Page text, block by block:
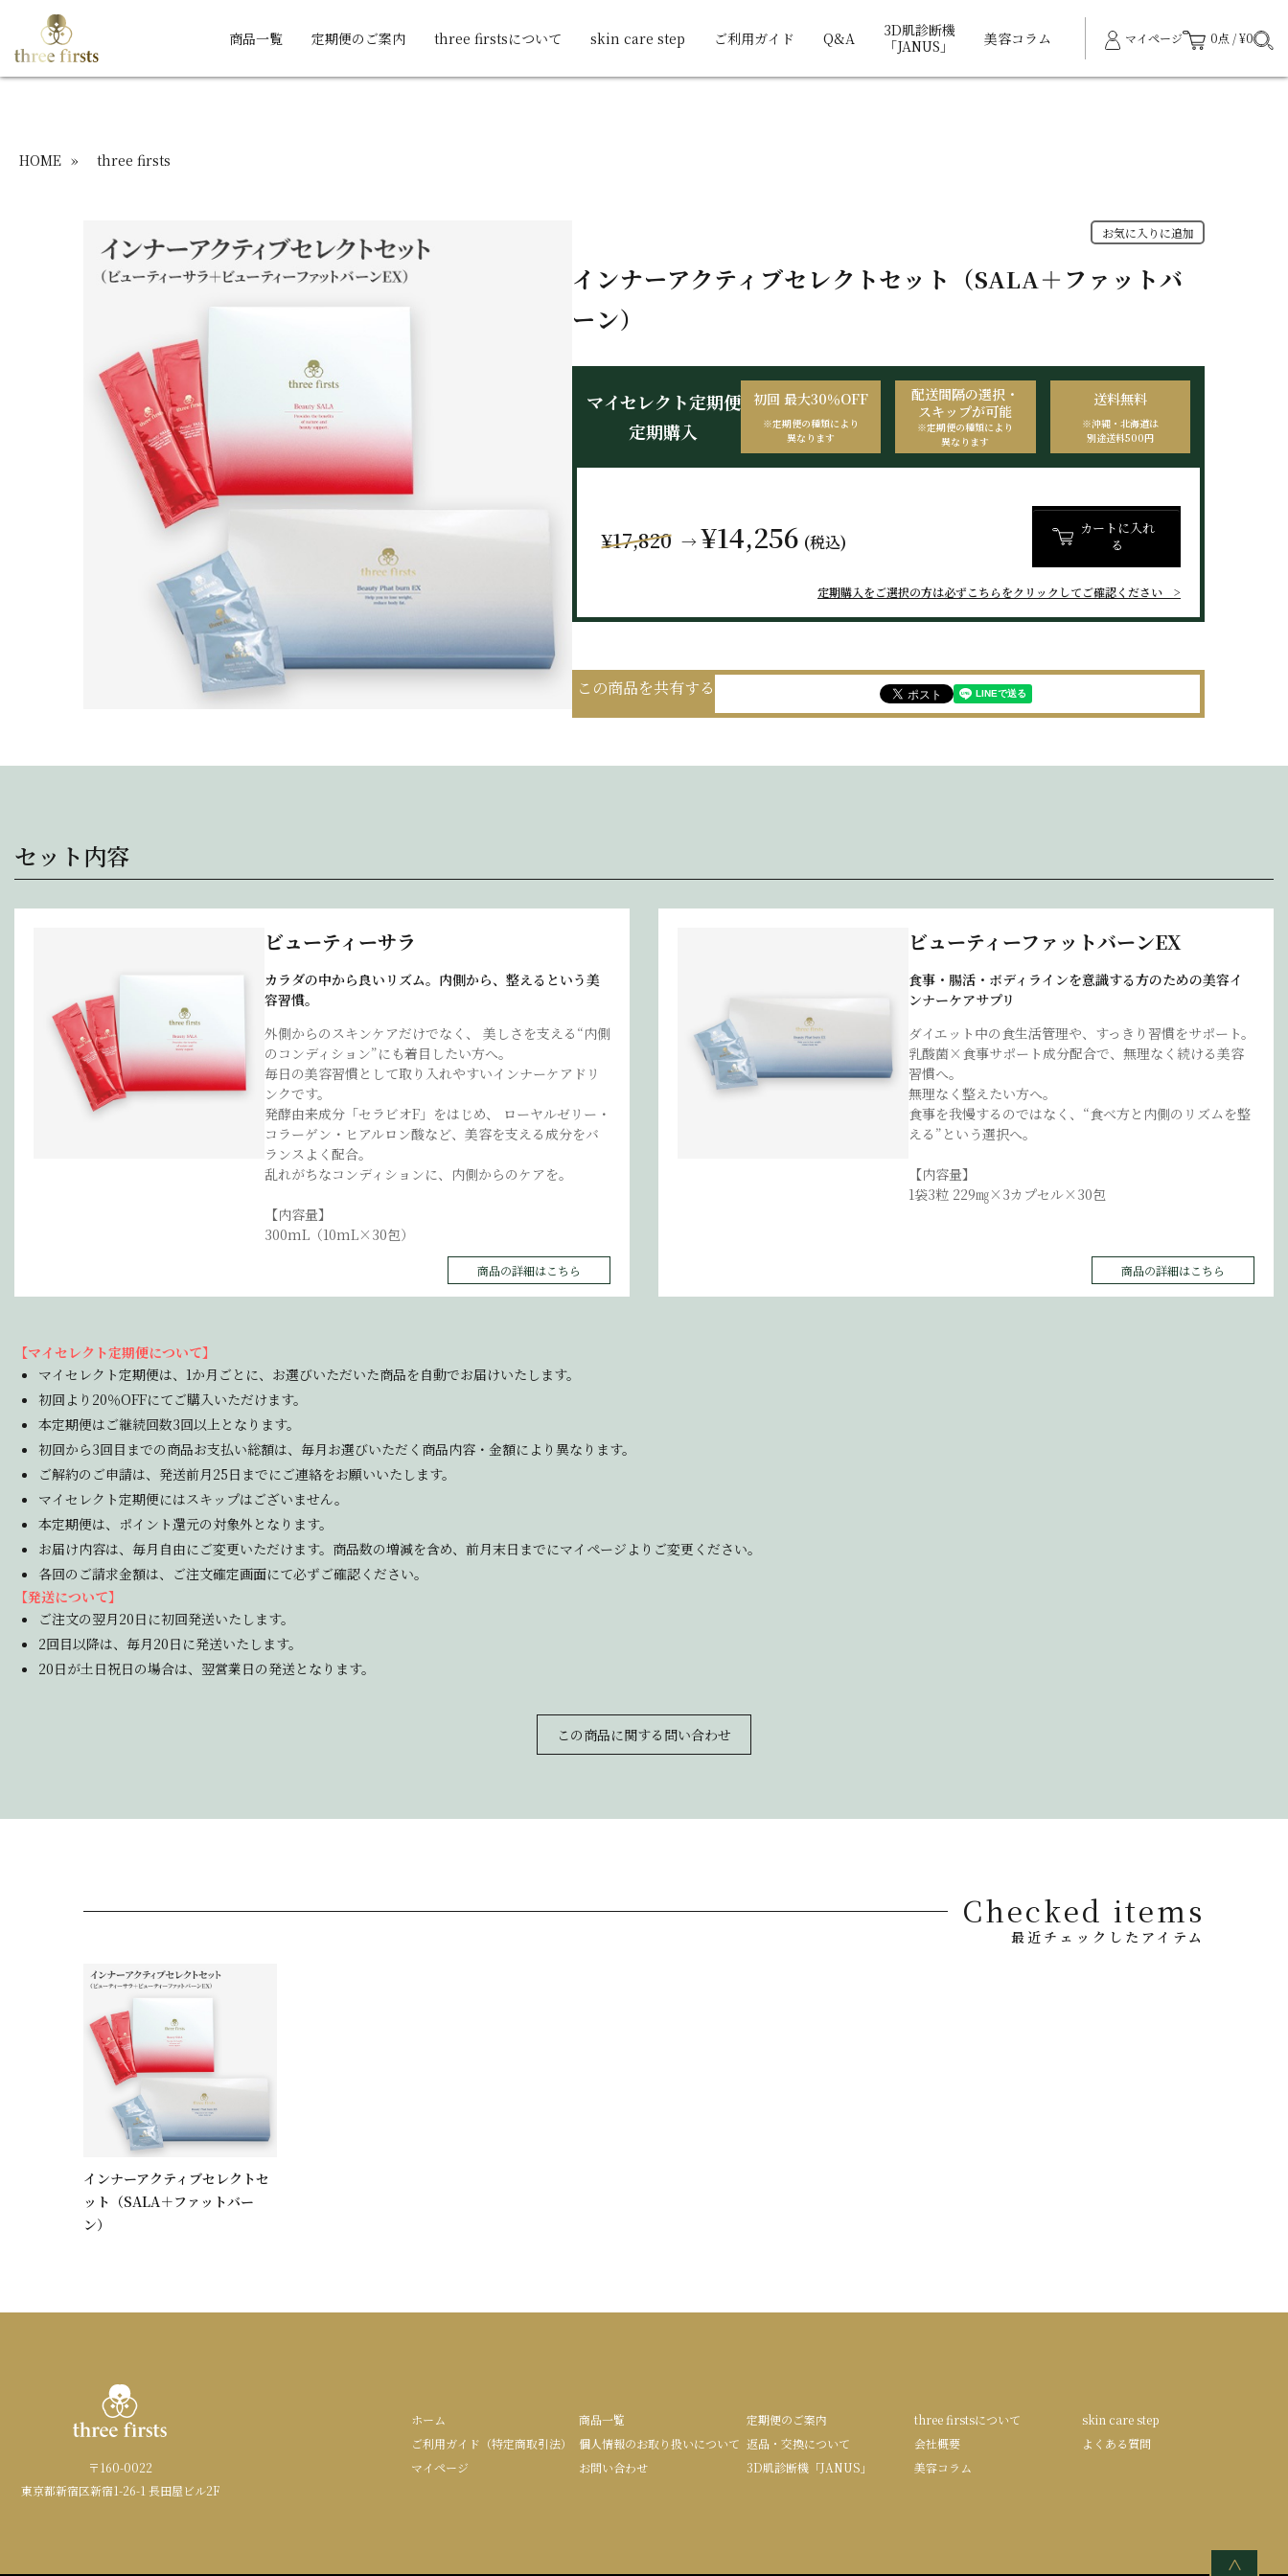
商品一覧 定期便のご案内 three firstsについて skin care step ご利用ガイド Q&A
3D肌診断機
「JANUS」
美容コラム マイページ 0点 / ¥0
HOME » three firsts
お気に入りに追加
インナーアクティブセレクトセット（SALA＋ファットバ
ーン）
マイセレクト定期便
定期購入
初回 最大30％OFF
※定期便の種類により
異なります
配送間隔の選択・
スキップが可能
※定期便の種類により
異なります
送料無料
※沖縄・北海道は
別途送料500円
¥17,820 → ¥14,256 (税込)
カートに入れ
る
定期購入をご選択の方は必ずこちらをクリックしてご確認ください
この商品を共有する
セット内容
ビューティーサラ
カラダの中から良いリズム。内側から、整えるという美
容習慣。
外側からのスキンケアだけでなく、 美しさを支える“内側
のコンディション”にも着目したい方へ。
毎日の美容習慣として取り入れやすいインナーケアドリ
ンクです。
発酵由来成分「セラビオF」をはじめ、 ローヤルゼリー・
コラーゲン・ヒアルロン酸など、美容を支える成分をバ
ランスよく配合。
乱れがちなコンディションに、内側からのケアを。
【内容量】
300mL（10mL×30包）
商品の詳細はこちら
ビューティーファットバーンEX
食事・腸活・ボディラインを意識する方のための美容イ
ンナーケアサプリ
ダイエット中の食生活管理や、すっきり習慣をサポート。
乳酸菌×食事サポート成分配合で、無理なく続ける美容
習慣へ。
無理なく整えたい方へ。
食事を我慢するのではなく、“食べ方と内側のリズムを整
える”という選択へ。
【内容量】
1袋3粒 229㎎×3カプセル×30包
商品の詳細はこちら
【マイセレクト定期便について】
マイセレクト定期便は、1か月ごとに、お選びいただいた商品を自動でお届けいたします。
初回より20％OFFにてご購入いただけます。
本定期便はご継続回数3回以上となります。
初回から3回目までの商品お支払い総額は、毎月お選びいただく商品内容・金額により異なります。
ご解約のご申請は、発送前月25日までにご連絡をお願いいたします。
マイセレクト定期便にはスキップはございません。
本定期便は、ポイント還元の対象外となります。
お届け内容は、毎月自由にご変更いただけます。商品数の増減を含め、前月末日までにマイページよりご変更ください。
各回のご請求金額は、ご注文確定画面にて必ずご確認ください。
【発送について】
ご注文の翌月20日に初回発送いたします。
2回目以降は、毎月20日に発送いたします。
20日が土日祝日の場合は、翌営業日の発送となります。
この商品に関する問い合わせ
Checked items
最近チェックしたアイテム
インナーアクティブセレクトセ
ット（SALA＋ファットバー
ン）
〒160-0022
東京都新宿区新宿1-26-1 長田屋ビル2F
ホーム 商品一覧 定期便のご案内 three firstsについて
skin care step
ご利用ガイド（特定商取引法）
個人情報のお取り扱いについて 返品・交換について 会社概要
よくある質問
マイページ
お問い合わせ 3D肌診断機「JANUS」 美容コラム
<